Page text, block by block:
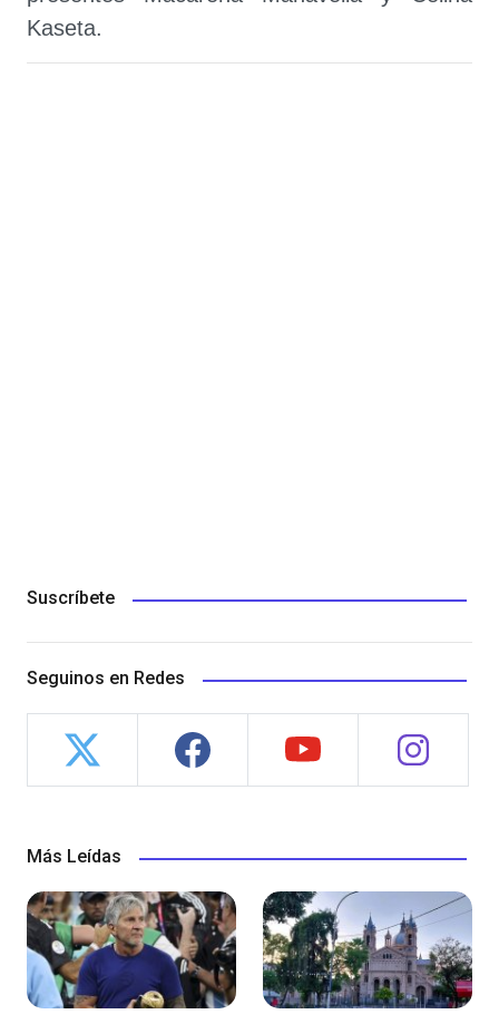
Kaseta.
Suscríbete
Seguinos en Redes
Más Leídas